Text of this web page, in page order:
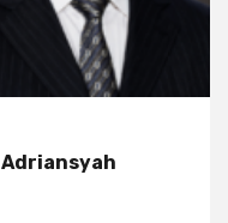
Adriansyah